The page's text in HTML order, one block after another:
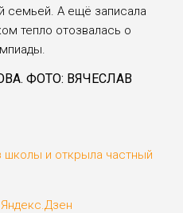
семьей. А ещё записала
тепло отозвалась о
ФОТО: ВЯЧЕСЛАВ
школы и открыла частный
Яндекс.Дзен